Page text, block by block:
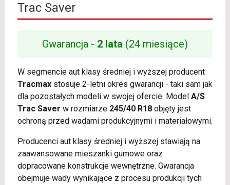
Trac Saver
Gwarancja - 2 lata (24 miesiące)
W segmencie aut klasy średniej i wyższej producent
Tracmaxstosuje 2-letni okres gwarancji - taki sam jak
dla pozostałych modeli w swojej ofercie. Model A/S
Trac Saver w rozmiarze 245/40 R18objęty jest
ochroną przed wadami produkcyjnymi i materiałowymi.
Producenci aut klasy średniej i wyższej stawiają na
zaawansowane mieszanki gumowe oraz
dopracowane konstrukcje wewnętrzne. Gwarancja
obejmuje wady wynikające z procesu produkcji tych